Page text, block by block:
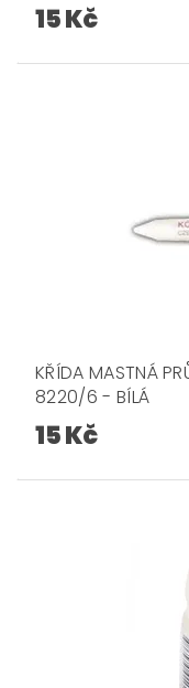
15 Kč
KŘÍDA MASTNÁ
8220/6 - BÍLÁ
15 Kč